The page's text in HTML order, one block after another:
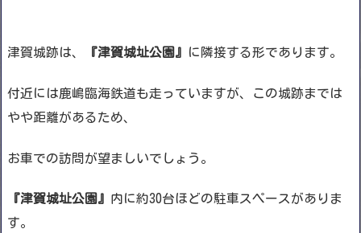
津賀城跡は、 『津賀城址公園』 に隣接する形であります。
付近には鹿嶋臨海鉄道も走っていますが、この城跡までは
やや距離があるため、
お車での訪問が望ましいでしょう。
『津賀城址公園』 内に約30台ほどの駐車スペースがありま
す。